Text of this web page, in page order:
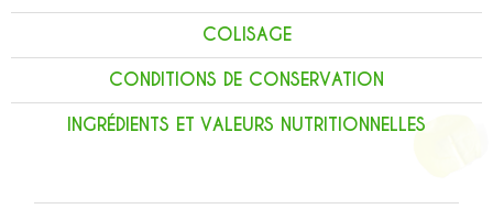
COLISAGE
CONDITIONS DE CONSERVATION
INGRÉDIENTS ET VALEURS NUTRITIONNELLES